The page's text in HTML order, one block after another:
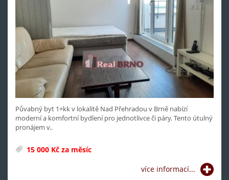
Půvabný byt 1+kk v lokalitě Nad Přehradou v Brně nabízí
moderní a komfortní bydlení pro jednotlivce či páry. Tento útulný
pronájem v..
15 000 Kč za měsíc
více informací...